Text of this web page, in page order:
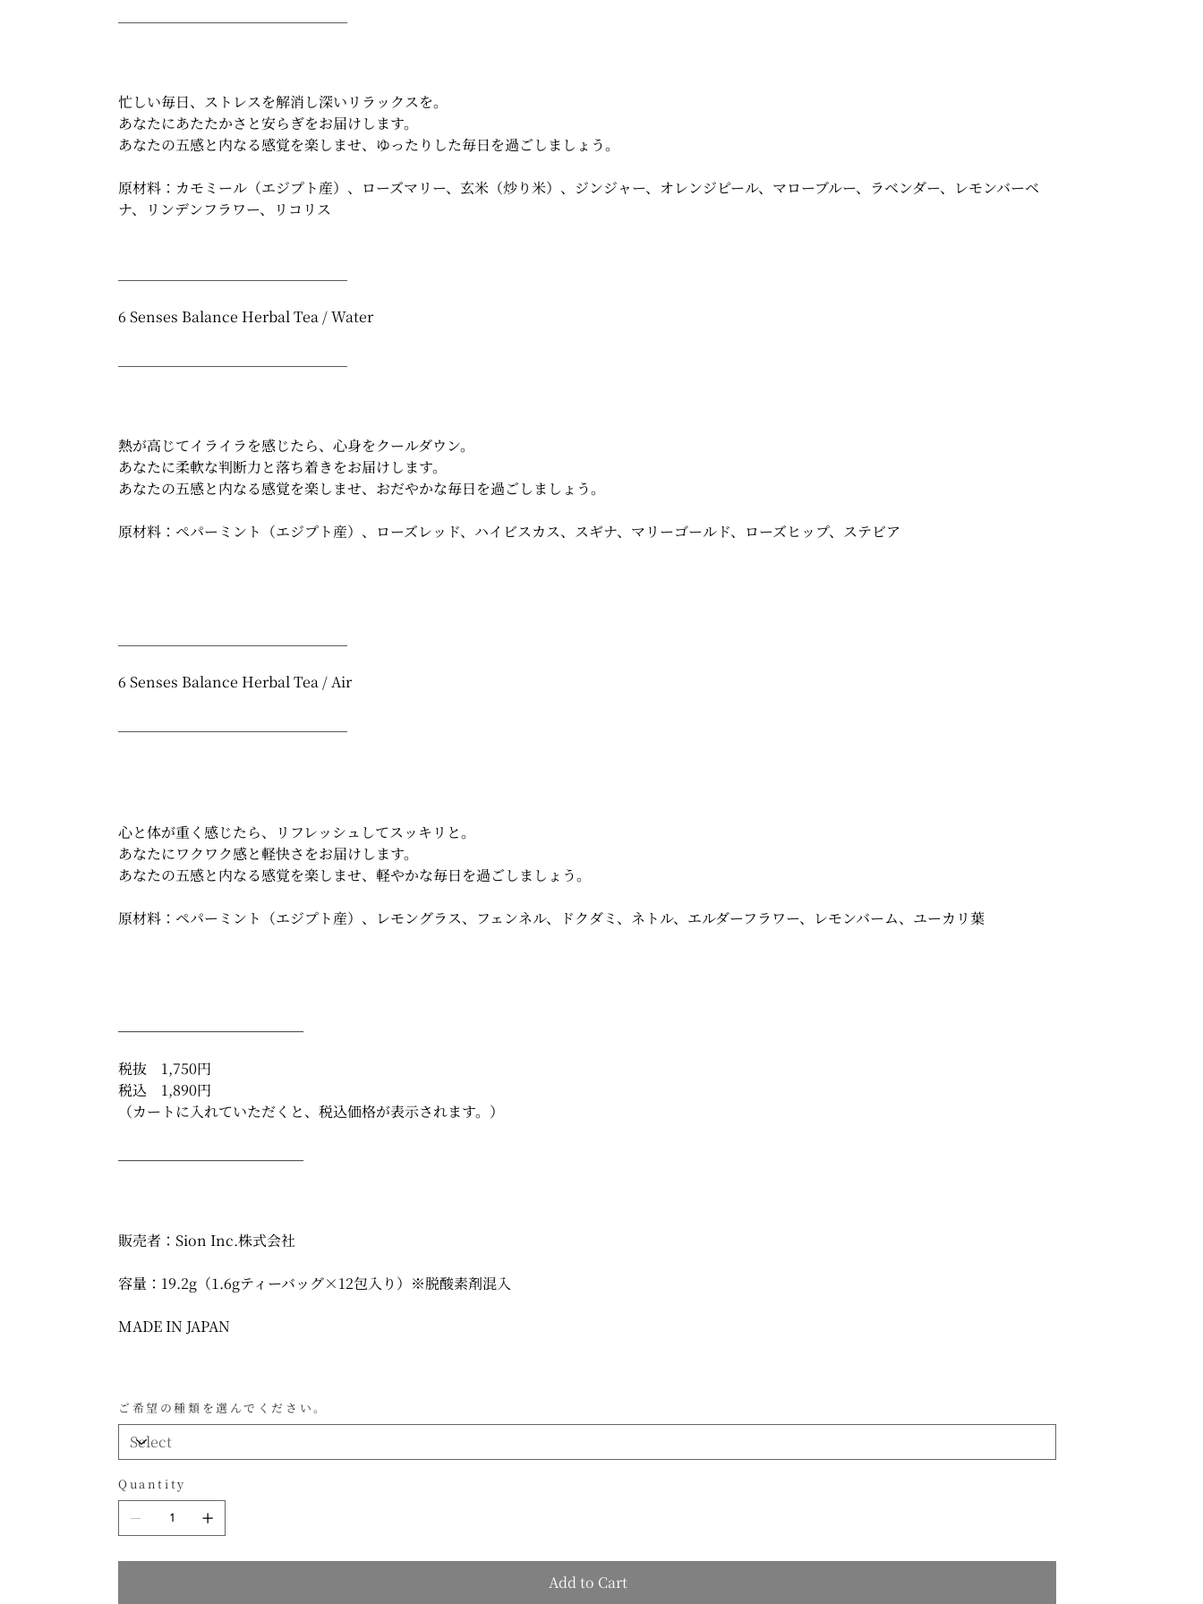
忙しい毎日、ストレスを解消し深いリラックスを。
あなたにあたたかさと安らぎをお届けします。
あなたの五感と内なる感覚を楽しませ、ゆったりした毎日を過ごしましょう。
原材料：カモミール（エジプト産）、ローズマリー、玄米（炒り米）、ジンジャー、オレンジピール、マローブルー、ラベンダー、レモンバーベ
ナ、リンデンフラワー、リコリス
6 Senses Balance Herbal Tea / Water
熱が高じてイライラを感じたら、心身をクールダウン。
あなたに柔軟な判断力と落ち着きをお届けします。
あなたの五感と内なる感覚を楽しませ、おだやかな毎日を過ごしましょう。
原材料：ペパーミント（エジプト産）、ローズレッド、ハイビスカス、スギナ、マリーゴールド、ローズヒップ、ステビア
6 Senses Balance Herbal Tea / Air
心と体が重く感じたら、リフレッシュしてスッキリと。
あなたにワクワク感と軽快さをお届けします。
あなたの五感と内なる感覚を楽しませ、軽やかな毎日を過ごしましょう。
原材料：ペパーミント（エジプト産）、レモングラス、フェンネル、ドクダミ、ネトル、エルダーフラワー、レモンバーム、ユーカリ葉
税抜 1,750円
税込 1,890円
（カートに入れていただくと、税込価格が表示されます。）
販売者：Sion Inc.株式会社
容量：19.2g（1.6gティーバッグ×12包入り）※脱酸素剤混入
MADE IN JAPAN
ご希望の種類を選んでください。
Quantity
Add to Cart